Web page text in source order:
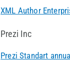
XML Author
Prezi Inc
Prezi Standart